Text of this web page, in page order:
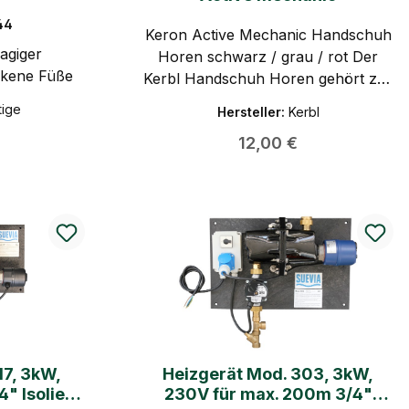
Füße
Keron Active Mechanic Handschuh
Horen schwarz / grau / rot Der
Kerbl Handschuh Horen gehört zur
ist ein Arbeitshandschuh für
griffiges Arbeiten. Entworfen für
Vibrationsschutz und vieles mehr.
Mit dieser Serie an Hightech-
Handschuhen erzielen Sie die
optimale Kombination von
Funktionalität, Flexibilität,
Haltbarkeit und Schutz. Der
Handschuh enthält Mikrofaser,
Polyester, Silikon-Matrix,
Hersteller: Kerbl
Regulärer Preis:
12,00 €
Isoliert
Heizgerät Mod. 303, 3kW,
230V für max. 200m 3/4"